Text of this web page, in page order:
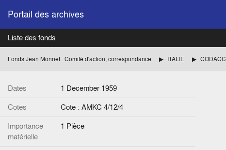
Portail des archives
Liste des fonds
Fonds Jean Monnet : Comité d'action, correspondance ITALIE
Dates
1 December 1959
Cotes
Cote : AMKC 4/12/4
Importance
matérielle
1 Pièce